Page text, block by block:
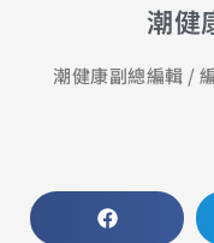
潮健
潮健康副總編輯 /